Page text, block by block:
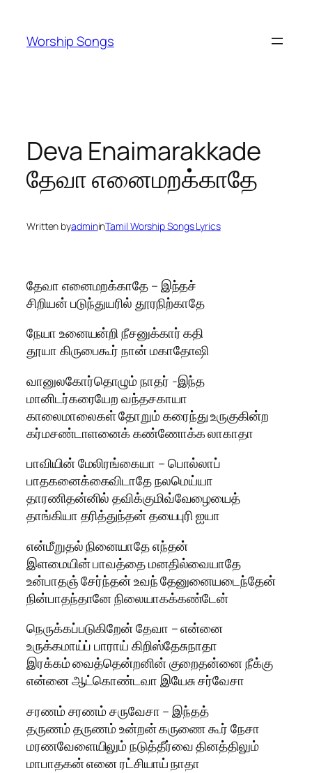
content
Worship Songs
Deva Enaimarakkade
தேவா எனைமறக்காதே
Written byadmininTamil Worship Songs Lyrics
தேவா எனைமறக்காதே – இந்தச்
சிறியன் படுந்துயரில் தூரநிற்காதே
நேயா உனையன்றி நீசனுக்கார் கதி
தூயா கிருபைகூர் நான் மகாதோஷி
வானுலகோர்தொழும் நாதர் -இந்த
மானிடர்கரையேற வந்தசகாயா
காலைமாலைகள் தோறும் கரைந்து உருகுகின்ற
கர்மசண்டாளனைக் கண்ணோக்க லாகாதா
பாவியின் மேலிரங்கையா – பொல்லாப்
பாதகனைக்கைவிடாதே நலமெய்யா
தாரணிதன்னில் தவிக்குமிவ்வேழையைத்
தாங்கியா தரித்துந்தன் தயைபுரி ஐயா
என்மீறுதல் நினையாதே எந்தன்
இளமையின் பாவத்தை மனதில்வையாதே
உன்பாதஞ் சேர்ந்தன் உவந் தேனுனையடைந்தேன்
நின்பாதந்தானே நிலையாகக்கண்டேன்
நெருக்கப்படுகிறேன் தேவா – என்னை
உருக்கமாய்ப் பாராய் கிறிஸ்தேசுநாதா
இரக்கம் வைத்தென்றனின் குறைதன்னை நீக்கு
என்னை ஆட்கொண்டவா இயேசு சர்வேசா
சரணம் சரணம் சருவேசா – இந்தத்
தருணம் தருணம் உன்றன் கருணை கூர் நேசா
மரணவேளையிலும் நடுத்தீர்வை தினத்திலும்
மாபாதகன் எனை ரட்சியாய் நாதா